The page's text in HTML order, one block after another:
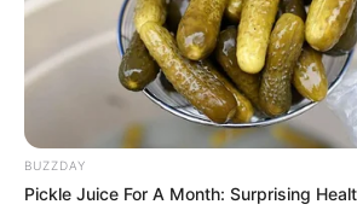
Lideranças sindicais ao lado da
Moura, em Brasília. —
FNARAS e FENASCE ocupam Brasília
Senado que prometeu e ainda não votou.
BUZZDAY
Pickle Juice For A Month: Surprising